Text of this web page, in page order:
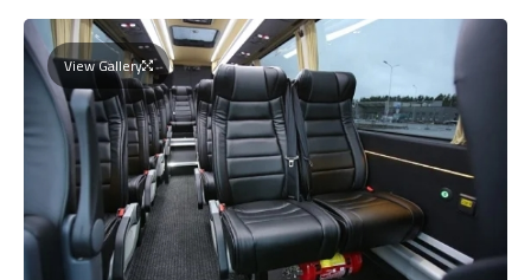
View Gallery